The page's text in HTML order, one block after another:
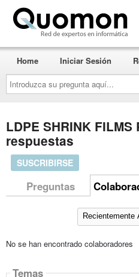
Introduzca
su
pregunta
aquí...
Home Iniciar Sesión
LDPE SHRINK
respuestas
SUSCRIBIRSE
Preguntas
No se han encontrado colaboradores
Temas